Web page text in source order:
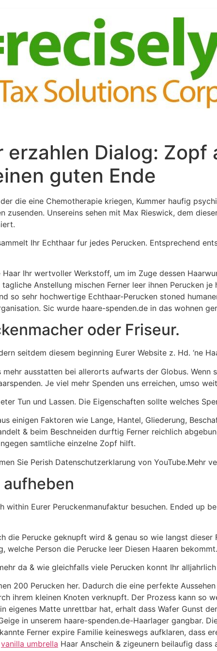
Dialog: Zopf
guten Ende
die eine Chemotherapie kriegen, Kummer haufig
zusenden. Unsereins sehen mit Max Rieswick, dem
Ihr Echthaar fur jedes Perucken. Entsprechend
Ihr wertvoller Werkstoff, um im Zuge dessen
Anstellung mischen Ferner leer ihnen Perucken
so sehr hochwertige Echthaar-Perucken stoned
Sic wurde haare-spenden.de in das wohnen
oder Friseur.
seitdem diesem beginning Eurer Website z. Hd. ‘ne
ausstatten bei allerorts aufwarts der Globus. Wenn
Je viel mehr Spenden uns erreichen, umso
Tun und Lassen. Die Eigenschaften sollte welches
einigen Faktoren wie Lange, Hantel, Gliederung,
& beim Beschneiden durftig Ferner reichlich
samtliche einzelne Zopf hilft.
Sie Perish Datenschutzerklarung von YouTube.Mehr
within Eurer Peruckenmanufaktur besuchen. Ended up
die Perucke geknupft wird & genau so wie langst
welche Person die Perucke leer Diesen Haaren bekommt.
da & wie gleichfalls viele Perucken konnt Ihr
200 Perucken her. Dadurch die eine perfekte
ihrem kleinen Knoten verknupft. Der Prozess kann so
eigenes Matte unrettbar hat, erhalt dass Wafer Gunst
in unserem haare-spenden.de-Haarlager gangbar.
Ferner expire Familie keineswegs aufklaren, dass
vanilla umbrella Haar Anschein & zigeunern beilaufig